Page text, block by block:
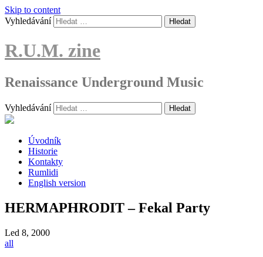
Skip to content
Vyhledávání
R.U.M. zine
Renaissance Underground Music
Vyhledávání
Úvodník
Historie
Kontakty
Rumlidi
English version
HERMAPHRODIT – Fekal Party
Led 8, 2000
all